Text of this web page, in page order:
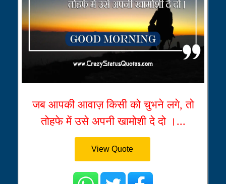
जब आपकी आवाज़ किसी को चुभने लगे, तो
तोहफे में उसे अपनी खामोशी दे दो ।...
View Quote